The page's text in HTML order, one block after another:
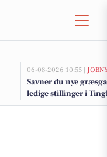
06-08-2026 10:55 |
Savner du nye
ledige stillinger i